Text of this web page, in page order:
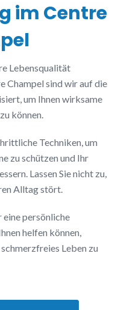
im Centre
Lebensqualität
Champel sind wir auf die
um Ihnen wirksame
können.
Techniken, um
zu schützen und Ihr
Lassen Sie nicht zu,
Alltag stört.
eine persönliche
helfen können,
Leben zu